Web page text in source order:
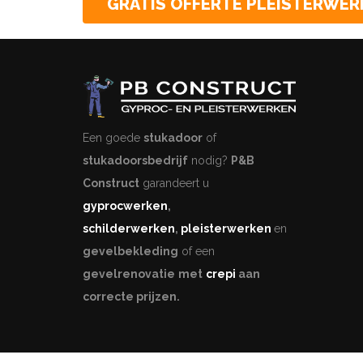
GRATIS OFFERTE
Een goede stukadoor of
stukadoorsbedrijf nodig? P&B
Construct garandeert u
gyprocwerken,
schilderwerken, pleisterwerken en
gevelbekleding of een
gevelrenovatie met crepi aan
correcte prijzen.